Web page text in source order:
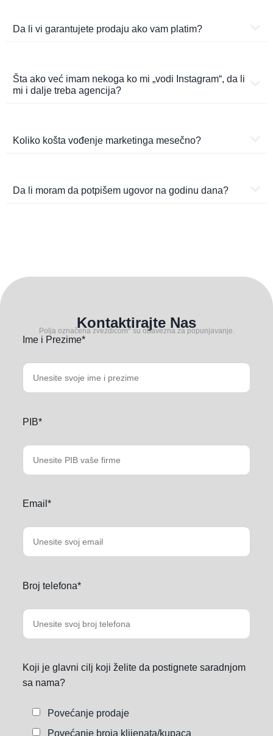
Da li vi garantujete prodaju ako vam platim?
Šta ako već imam nekoga ko mi „vodi Instagram“, da li
mi i dalje treba agencija?
Koliko košta vođenje marketinga mesečno?
Da li moram da potpišem ugovor na godinu dana?
Kontaktirajte Nas
Polja označena zvezdicom* su obavezna za popunjavanje.
Ime i Prezime*
PIB*
Email*
Broj telefona*
Koji je glavni cilj koji želite da postignete saradnjom
sa nama?
Povećanje prodaje
Povećanje broja klijenata/kupaca